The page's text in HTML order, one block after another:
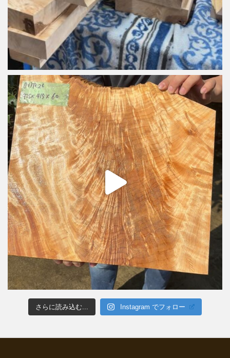
さらに読み込む... Instagram でフォロー